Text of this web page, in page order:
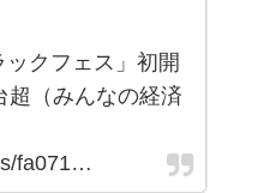
クフェス」初開
（みんなの経済
fa071…